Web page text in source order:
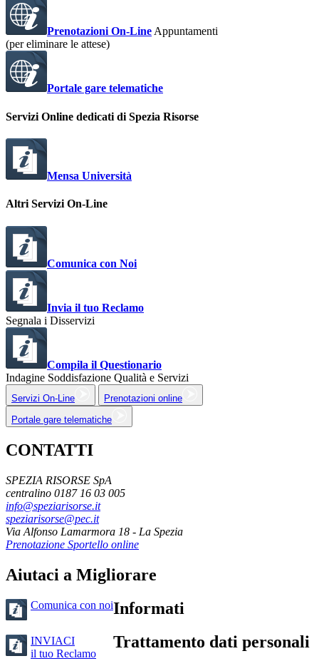
Prenotazioni On-LineAppuntamenti
(per eliminare le attese)
Portale gare telematiche
Servizi Online dedicati di Spezia Risorse
Mensa Università
Altri Servizi On-Line
Comunica con Noi
Invia il tuo Reclamo
Segnala i Disservizi
Compila il Questionario
Indagine Soddisfazione Qualità e Servizi
Servizi On-Line
Prenotazioni online
Portale gare telematiche
CONTATTI
SPEZIA RISORSE SpA
centralino 0187 16 03 005
info@speziarisorse.it
speziarisorse@pec.it
Via Alfonso Lamarmora 18 - La Spezia
Prenotazione Sportello online
Aiutaci a Migliorare
Comunica con noi
INVIACI
il tuo Reclamo
Informati
Trattamento dati personali